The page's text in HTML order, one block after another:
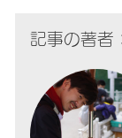
記事の著者